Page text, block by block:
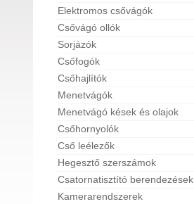
Elektromos csővágók
Csővágó ollók
Sorjázók
Csőfogók
Csőhajlítók
Menetvágók
Menetvágó kések és olajok
Csőhornyolók
Cső leélezők
Hegesztő szerszámok
Csatornatisztító berendezések
Kamerarendszerek